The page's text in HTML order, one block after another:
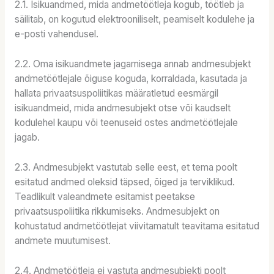
2.1. Isikuandmed, mida andmetöötleja kogub, töötleb ja
säilitab, on kogutud elektrooniliselt, peamiselt kodulehe ja
e-posti vahendusel.
2.2. Oma isikuandmete jagamisega annab andmesubjekt
andmetöötlejale õiguse koguda, korraldada, kasutada ja
hallata privaatsuspoliitikas määratletud eesmärgil
isikuandmeid, mida andmesubjekt otse või kaudselt
kodulehel kaupu või teenuseid ostes andmetöötlejale
jagab.
2.3. Andmesubjekt vastutab selle eest, et tema poolt
esitatud andmed oleksid täpsed, õiged ja terviklikud.
Teadlikult valeandmete esitamist peetakse
privaatsuspoliitika rikkumiseks. Andmesubjekt on
kohustatud andmetöötlejat viivitamatult teavitama esitatud
andmete muutumisest.
2.4. Andmetöötleja ei vastuta andmesubjekti poolt